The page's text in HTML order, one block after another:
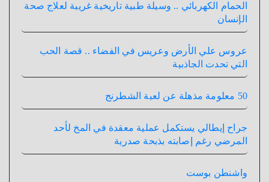
الحمام الكهربائي .. وسيلة طبية تاريخية غريبة لعلاج صحة
الإنسان
عروس علي الأرض وعريس في الفضاء .. قصة الحب
التي تحدت الجاذبية
50 معلومة مذهلة عن لعبة الشطرنج
جراح إيطالي يستكمل عملية معقدة في المخ لأحد
المرضي رغم إصابته بذبحة صدرية
واشنطن بوست